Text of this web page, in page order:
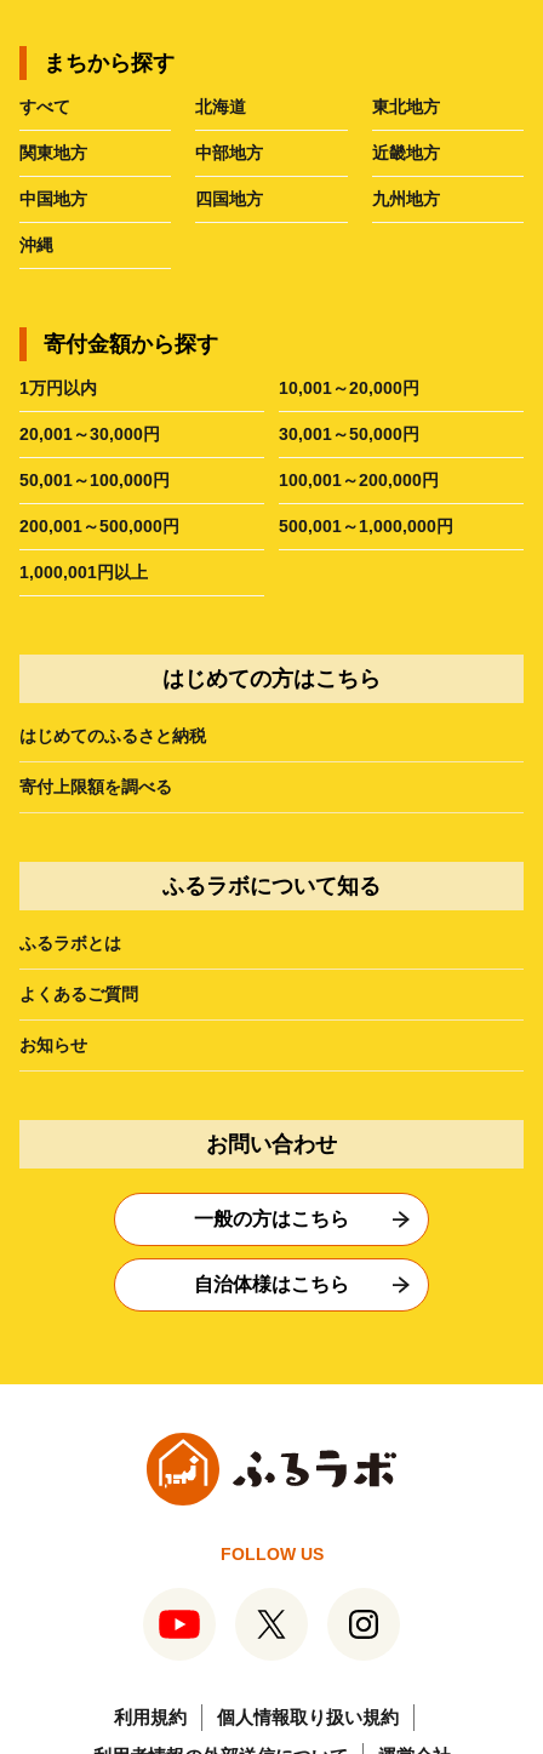
まちから探す
すべて 北海道 東北地方
関東地方 中部地方 近畿地方
中国地方 四国地方 九州地方
沖縄
寄付金額から探す
1万円以内 10,001～20,000円
20,001～30,000円 30,001～50,000円
50,001～100,000円 100,001～200,000円
200,001～500,000円 500,001～1,000,000円
1,000,001円以上
はじめての方はこちら
はじめてのふるさと納税
寄付上限額を調べる
ふるラボについて知る
ふるラボとは
よくあるご質問
お知らせ
お問い合わせ
一般の方はこちら
自治体様はこちら
FOLLOW US
利用規約
個人情報取り扱い規約